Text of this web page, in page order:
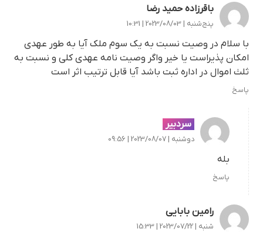
باقرزاده حمید رضا
پنج‌شنبه | 2023/08/03 | 10:31
با سلام در وصیت نسبت به یک سوم ملک آیا به طور عهدی
امکان پذیراست یا خیر واگر وصیت نامه عهدی کلی و نسبت به
ثلث اموال در اداره ثبت باشد آیا قابل ترتیب اثر است
پاسخ
سردبیر
دوشنبه | 2023/08/07 | 09:56
بله
پاسخ
رامین بابایی
شنبه | 2023/07/22 | 15:33